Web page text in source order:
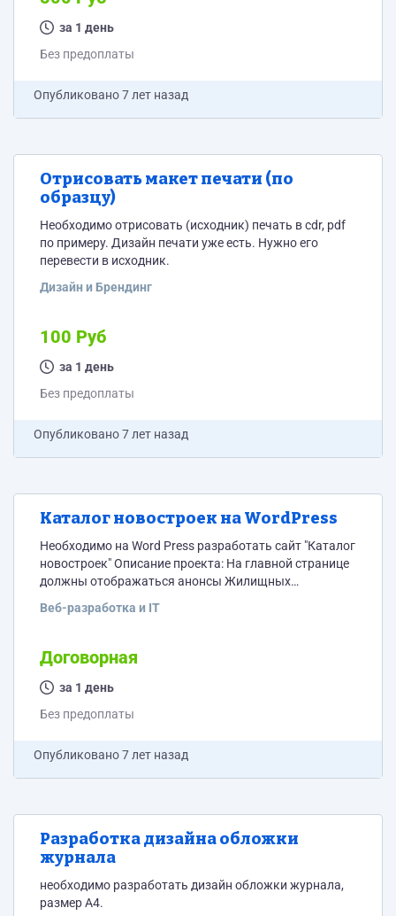
за 1 день
Без предоплаты
Опубликовано7 лет назад
Отрисовать макет печати (по
образцу)
Необходимо отрисовать (исходник) печать в cdr, pdf
по примеру. Дизайн печати уже есть. Нужно его
перевести в исходник.
Дизайн и Брендинг
100 Руб
за 1 день
Без предоплаты
Опубликовано7 лет назад
Каталог новостроек на WordPress
Необходимо на Word Press разработать сайт "Каталог
новостроек" Описание проекта: На главной странице
должны отображаться анонсы Жилищных
комплексов (с разделением по "городам") При
нажатии на анонс любого жилищного комплекса,
одностраничный лендинг данного жилищного
комплекса: описание, цены, фото, видео, контактны
отдела продаж и т.д. и т.п.
Веб-разработка и IT
Договорная
за 1 день
Без предоплаты
Опубликовано7 лет назад
Разработка дизайна обложки
журнала
необходимо разработать дизайн обложки журнала,
размер А4.